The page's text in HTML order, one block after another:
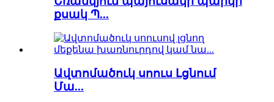
քսակ Պ...
Ավտոմածուկ սոուս Լցնում
Մա...